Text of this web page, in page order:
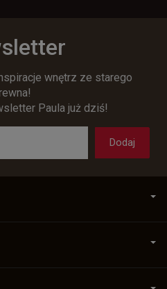
wnętrz ze starego
Paula już dziś!